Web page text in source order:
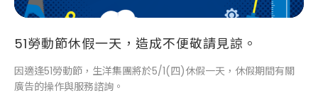
51勞動節休假一天，造成不便敬請見諒。
因適逢51勞動節，生洋集團將於5/1(四)休假一天，休假期間有關
廣告的操作與服務諮詢。